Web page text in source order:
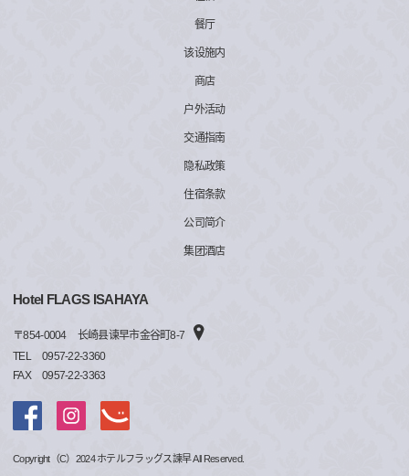
餐厅
该设施内
商店
户外活动
交通指南
隐私政策
住宿条款
公司简介
集团酒店
Hotel FLAGS ISAHAYA
〒854-0004
长崎县谏早市金谷町8-7
TEL
0957-22-3360
FAX
0957-22-3363
Copyright（C）2024 ホテルフラッグス諫早 All Reserved.